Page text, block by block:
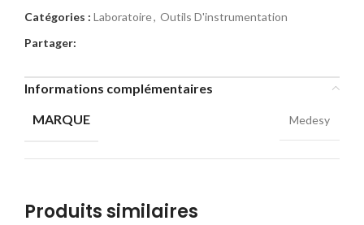
Catégories : Laboratoire, Outils D'instrumentation
Partager:
Informations complémentaires
MARQUE
Medesy
Produits similaires